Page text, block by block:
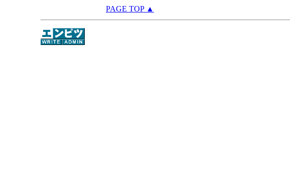
PAGE TOP ▲